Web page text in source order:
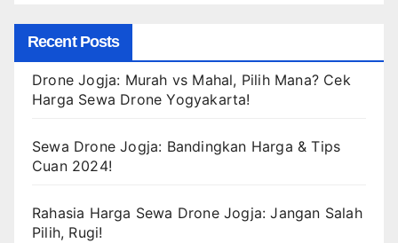
Recent Posts
Drone Jogja: Murah vs Mahal, Pilih Mana? Cek
Harga Sewa Drone Yogyakarta!
Sewa Drone Jogja: Bandingkan Harga & Tips
Cuan 2024!
Rahasia Harga Sewa Drone Jogja: Jangan Salah
Pilih, Rugi!